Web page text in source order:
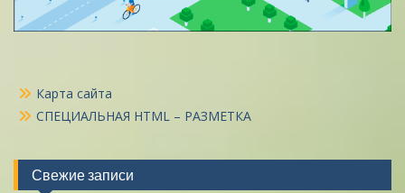
Карта сайта
СПЕЦИАЛЬНАЯ HTML – РАЗМЕТКА
Свежие записи